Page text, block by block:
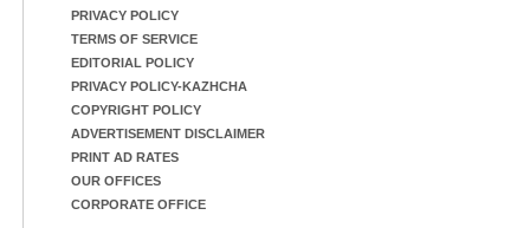
PRIVACY POLICY
TERMS OF SERVICE
EDITORIAL POLICY
PRIVACY POLICY-KAZHCHA
COPYRIGHT POLICY
ADVERTISEMENT DISCLAIMER
PRINT AD RATES
OUR OFFICES
CORPORATE OFFICE